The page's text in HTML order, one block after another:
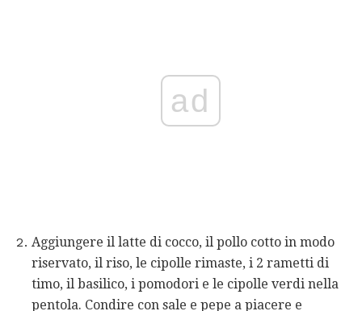
ad
Aggiungere il latte di cocco, il pollo cotto in modo
riservato, il riso, le cipolle rimaste, i 2 rametti di
timo, il basilico, i pomodori e le cipolle verdi nella
pentola. Condire con sale e pepe a piacere e